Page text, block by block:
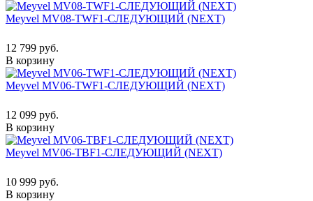
Meyvel MV08-TWF1-СЛЕДУЮЩИЙ (NEXT)
12 799 руб.
В корзину
Meyvel MV06-TWF1-СЛЕДУЮЩИЙ (NEXT)
12 099 руб.
В корзину
Meyvel MV06-TBF1-СЛЕДУЮЩИЙ (NEXT)
10 999 руб.
В корзину